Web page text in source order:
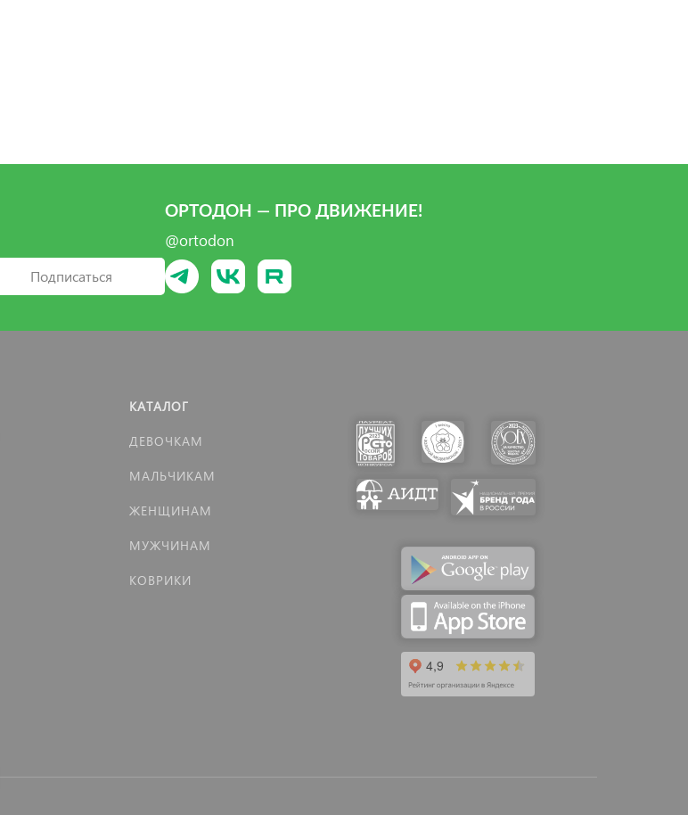
Подписаться
ОРТОДОН — ПРО ДВИЖЕНИЕ!
@ortodon
КАТАЛОГ
ДЕВОЧКАМ
МАЛЬЧИКАМ
ЖЕНЩИНАМ
МУЖЧИНАМ
КОВРИКИ